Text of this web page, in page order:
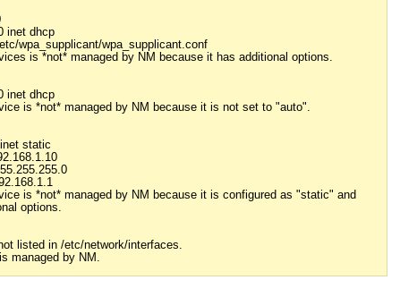
inet dhcp
wpa_supplicant/wpa_supplicant.conf
is *not* managed by NM because it has additional options.
inet dhcp
is *not* managed by NM because it is not set to "auto".
static
is *not* managed by NM because it is configured as "static" and
options.
listed in /etc/network/interfaces.
managed by NM.